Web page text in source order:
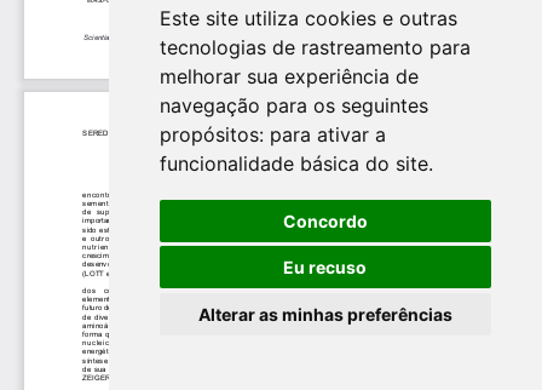
Este site utiliza cookies e outras
tecnologias de rastreamento para
melhorar sua experiência de
navegação para os seguintes
propósitos: para ativar a
funcionalidade básica do site.
Concordo
Eu recuso
Alterar as minhas preferências